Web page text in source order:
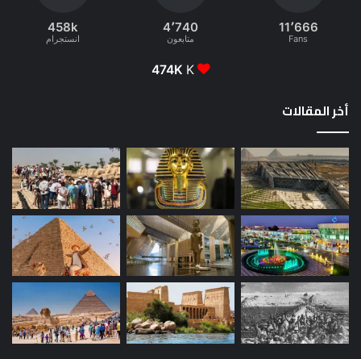
11٬666
Fans
4٬740
متابعون
458k
انستجرام
474K K
أخر المقالات